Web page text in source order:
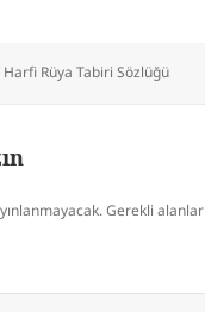
Harfi Rüya Tabiri Sözlüğü
Gerekli alanlar